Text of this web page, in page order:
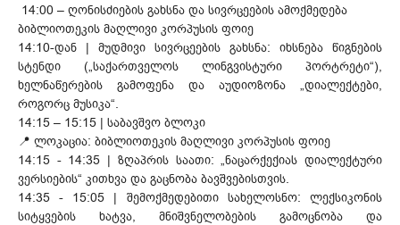
14:00 – ღონისძიების გახსნა და სივრცეების ამოქმედება
ბიბლიოთეკის მაღლივი კორპუსის ფოიე
14:10-დან | მუდმივი სივრცეების გახსნა: იხსნება წიგნების
სტენდი („საქართველოს ლინგვისტური პორტრეტი“),
ხელნაწერების გამოფენა და აუდიოზონა „დიალექტები,
როგორც მუსიკა“.
14:15 – 15:15 | საბავშვო ბლოკი
📍 ლოკაცია: ბიბლიოთეკის მაღლივი კორპუსის ფოიე
14:15 - 14:35 | ზღაპრის საათი: „ნაცარქექიას დიალექტური
ვერსიების“ კითხვა და გაცნობა ბავშვებისთვის.
14:35 - 15:05 | შემოქმედებითი სახელოსნო: ლექსიკონის
სიტყვების ხატვა, მნიშვნელობების გამოცნობა და